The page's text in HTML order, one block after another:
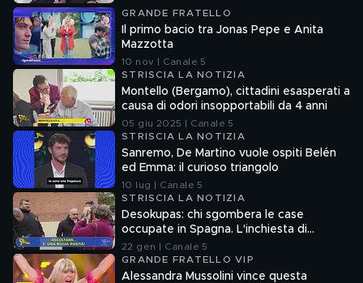
GRANDE FRATELLO
Il primo bacio tra Jonas Pepe e Anita
Mazzotta
10 nov | Canale 5
STRISCIA LA NOTIZIA
Montello (Bergamo), cittadini esasperati a
causa di odori insopportabili da 4 anni
05 giu 2025 | Canale 5
STRISCIA LA NOTIZIA
Sanremo, De Martino vuole ospiti Belén
ed Emma: il curioso triangolo
10 lug | Canale 5
STRISCIA LA NOTIZIA
Desokupas: chi sgombera le case
occupate in Spagna. L'inchiesta di
Francesco Mazza
22 gen | Canale 5
GRANDE FRATELLO VIP
Alessandra Mussolini vince questa